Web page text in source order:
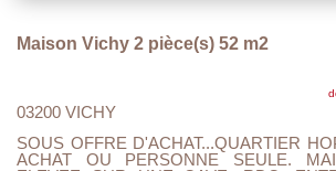
Maison Vichy 2 pièce(s) 52 m2
03200 VICHY
SOUS OFFRE D'ACHAT...QUARTIER
ACHAT OU PERSONNE SEULE. MAISON DE 52 M2